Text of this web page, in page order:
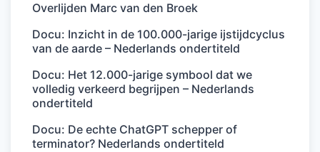
Overlijden Marc van den Broek
Docu: Inzicht in de 100.000-jarige ijstijdcyclus
van de aarde – Nederlands ondertiteld
Docu: Het 12.000-jarige symbool dat we
volledig verkeerd begrijpen – Nederlands
ondertiteld
Docu: De echte ChatGPT schepper of
terminator? Nederlands ondertiteld